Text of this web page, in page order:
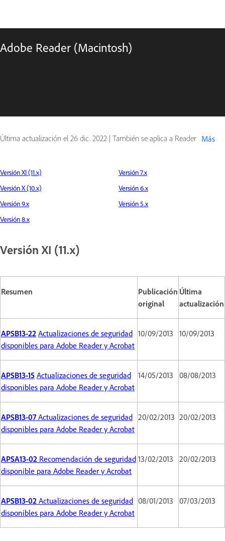
Adobe Reader (Macintosh)
Última actualización el 26 dic. 2022 | También se aplica a Reader Más
Versión XI (11.x)
Versión X (10.x)
Versión 9.x
Versión 8.x
Versión 7.x
Versión 6.x
Versión 5.x
Versión XI (11.x)
Resumen
Publicación
original
Última
actualización
APSB13-22 Actualizaciones de seguridad
disponibles para Adobe Reader y Acrobat
10/09/2013 10/09/2013
APSB13-15 Actualizaciones de seguridad
disponibles para Adobe Reader y Acrobat
14/05/2013 08/08/2013
APSB13-07Actualizaciones de seguridad
disponibles para Adobe Reader y Acrobat
20/02/2013 20/02/2013
APSA13-02 Recomendación de seguridad
disponible para Adobe Reader y Acrobat
13/02/2013 20/02/2013
APSB13-02 Actualizaciones de seguridad
disponibles para Adobe Reader y Acrobat
08/01/2013 07/03/2013